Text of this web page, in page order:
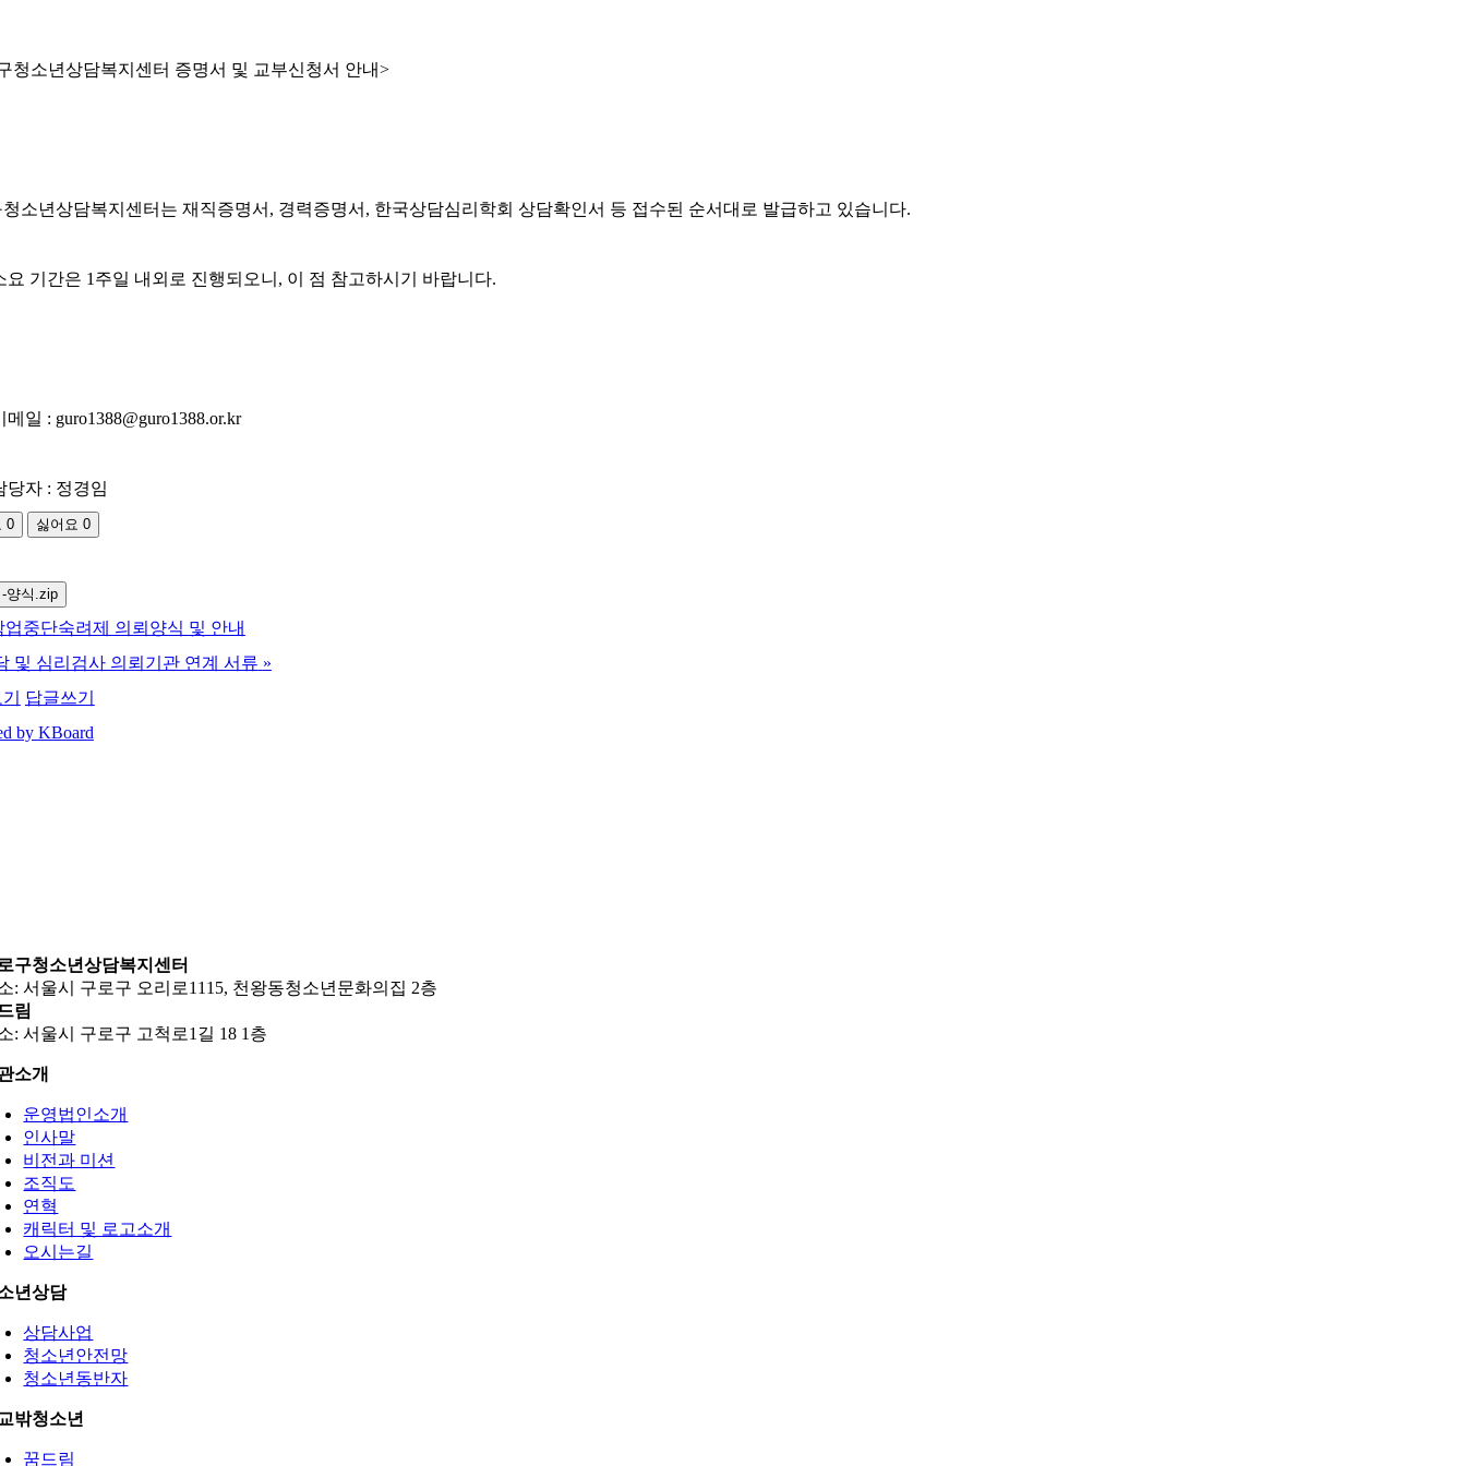
청소년상담복지센터 증명서 및 교부신청서 안내>
소년상담복지센터는 재직증명서, 경력증명서, 한국상담심리학회 상담확인서 등 접수된 순서대로 발급하고 있습니다.
요 기간은 1주일 내외로 진행되오니, 이 점 참고하시기 바랍니다.
메일 : guro1388@guro1388.or.kr
당자 : 정경임
0 싫어요 0
양식.zip
업중단숙려제 의뢰양식 및 안내
및 심리검사 의뢰기관 연계 서류 »
답글쓰기
by KBoard
구청소년상담복지센터
: 서울시 구로구 오리로1115, 천왕동청소년문화의집 2층
림
: 서울시 구로구 고척로1길 18 1층
소개
운영법인소개
인사말
비전과 미션
조직도
연혁
캐릭터 및 로고소개
오시는길
년상담
상담사업
청소년안전망
청소년동반자
밖청소년
꿈드림